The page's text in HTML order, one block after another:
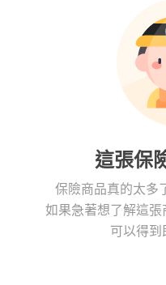
這張保
保險商品真的太多
如果急著想了解這張
可以得到